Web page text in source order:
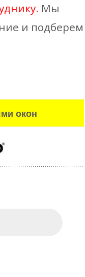
Мы
и подберем
окон